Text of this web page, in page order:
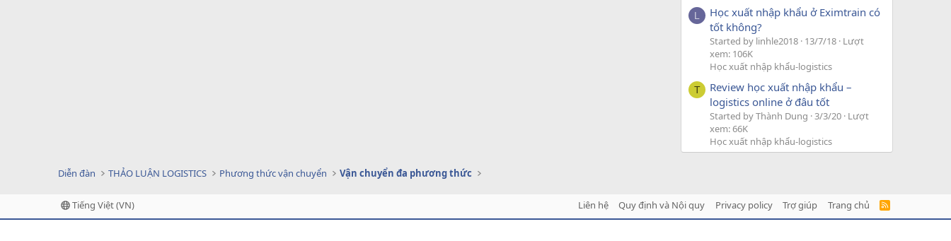
L
Học xuất nhập khẩu ở Eximtrain có
tốt không?
Started by linhle2018 13/7/18 Lượt
xem: 106K
Học xuất nhập khẩu-logistics
T
Review học xuất nhập khẩu –
logistics online ở đâu tốt
Started by Thành Dung 3/3/20 Lượt
xem: 66K
Học xuất nhập khẩu-logistics
Diễn đàn THẢO LUẬN LOGISTICS Phương thức vận chuyển Vận chuyển đa phương thức
Tiếng Việt (VN) Liên hệ Quy định và Nội quy Privacy policy Trợ giúp Trang chủ
R